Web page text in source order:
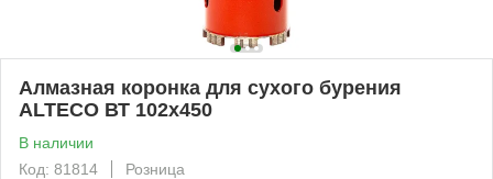
Алмазная коронка для сухого бурения
ALTECO ВТ 102х450
В наличии
Код: 81814
Розница